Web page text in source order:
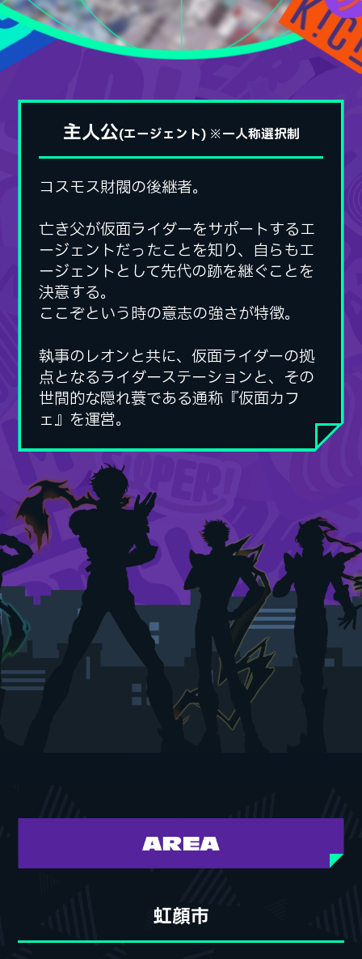
主人公(エージェント) ※一人称選択制
コスモス財閥の後継者。
亡き父が仮面ライダーをサポートするエ
ージェントだったことを知り、自らもエ
ージェントとして先代の跡を継ぐことを
決意する。
ここぞという時の意志の強さが特徴。
執事のレオンと共に、仮面ライダーの拠
点となるライダーステーションと、その
世間的な隠れ蓑である通称『仮面カフ
ェ』を運営。
コスモス財閥の後継者。
亡き父が仮面ライダーをサポートするエ
ージェントだったことを知り、自らもエ
ージェントとして先代の跡を継ぐことを
決意する。
ここぞという時の意志の強さが特徴。
執事のレオンと共に、仮面ライダーの拠
点となるライダーステーションと、その
世間的な隠れ蓑である通称『仮面カフ
ェ』を運営。
虹顔市